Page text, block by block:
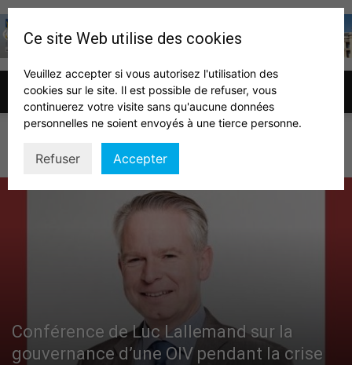
Association
IHEDN
CONFÉRENCES
Conférence de Luc Lallemand sur la
gouvernance d’une OIV pendant la crise
Ce site Web utilise des cookies
Veuillez accepter si vous autorisez l'utilisation des
cookies sur le site. Il est possible de refuser, vous
continuerez votre visite sans qu'aucune données
personnelles ne soient envoyés à une tierce personne.
Refuser Accepter